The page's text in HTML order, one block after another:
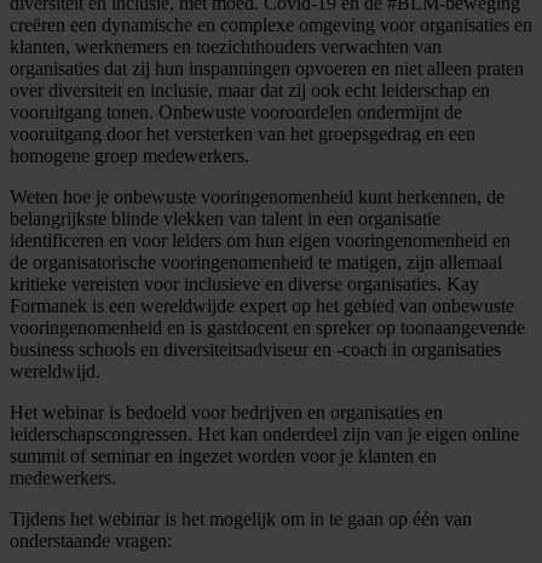
creëren een dynamische en complexe omgeving voor organisaties en
klanten, werknemers en toezichthouders verwachten van
organisaties dat zij hun inspanningen opvoeren en niet alleen praten
over diversiteit en inclusie, maar dat zij ook echt leiderschap en
vooruitgang tonen. Onbewuste vooroordelen ondermijnt de
vooruitgang door het versterken van het groepsgedrag en een
homogene groep medewerkers.
Weten hoe je onbewuste vooringenomenheid kunt herkennen, de
belangrijkste blinde vlekken van talent in een organisatie
identificeren en voor leiders om hun eigen vooringenomenheid en
de organisatorische vooringenomenheid te matigen, zijn allemaal
kritieke vereisten voor inclusieve en diverse organisaties. Kay
Formanek is een wereldwijde expert op het gebied van onbewuste
vooringenomenheid en is gastdocent en spreker op toonaangevende
business schools en diversiteitsadviseur en -coach in organisaties
wereldwijd.
Het webinar is bedoeld voor bedrijven en organisaties en
leiderschapscongressen. Het kan onderdeel zijn van je eigen online
summit of seminar en ingezet worden voor je klanten en
medewerkers.
Tijdens het webinar is het mogelijk om in te gaan op één van
onderstaande vragen: